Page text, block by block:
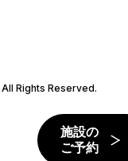
施設の
ご予約
Rights Reserved.